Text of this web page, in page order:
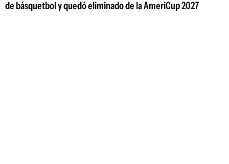
de básquetbol y quedó eliminado de la AmeriCup 2027